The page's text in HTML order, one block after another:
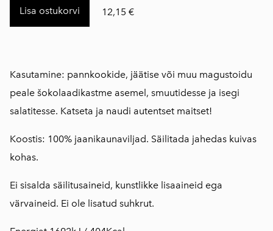
Kasutamine: pannkookide, jäätise või muu magustoidu
peale šokolaadikastme asemel, smuutidesse ja isegi
salatitesse. Katseta ja naudi autentset maitset!
Koostis: 100% jaanikaunaviljad. Säilitada jahedas kuivas
kohas.
Ei sisalda säilitusaineid, kunstlikke lisaaineid ega
värvaineid. Ei ole lisatud suhkrut.
Lisa ostukorvi 12,15 €